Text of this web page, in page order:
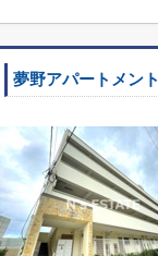
夢野アパートメント